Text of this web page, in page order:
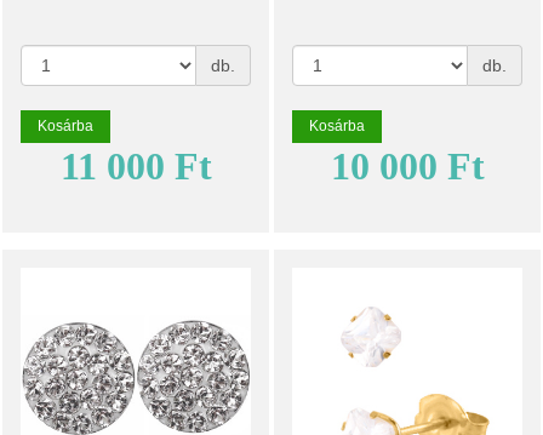
db.
Kosárba
11 000 Ft
db.
Kosárba
10 000 Ft